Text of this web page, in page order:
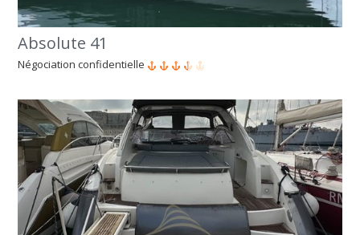
Absolute 41
Négociation confidentielle